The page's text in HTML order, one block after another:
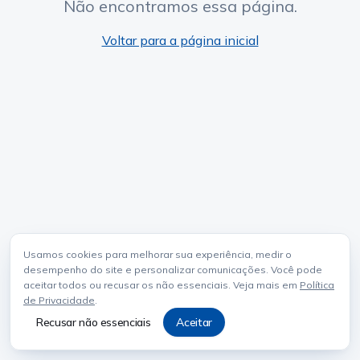
Usamos cookies para melhorar sua experiência, medir o
desempenho do site e personalizar comunicações. Você pode
aceitar todos ou recusar os não essenciais. Veja mais em Política
de Privacidade.
Recusar não essenciais Aceitar
Não encontramos essa página.
Voltar para a página inicial